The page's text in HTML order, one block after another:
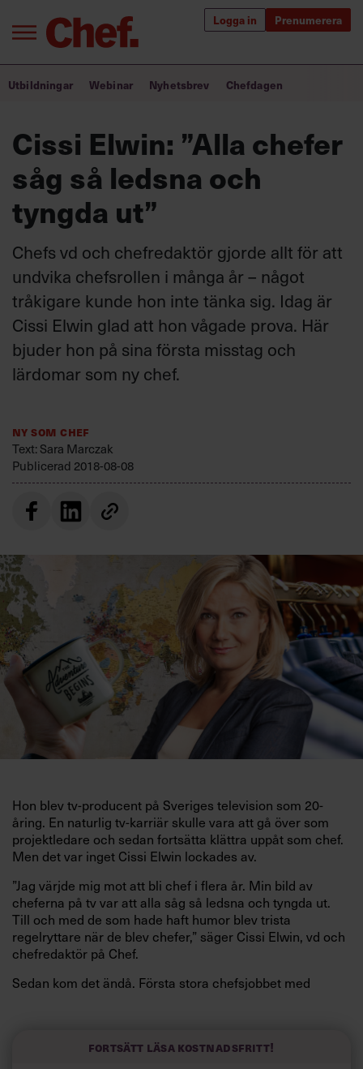
Logga in Prenumerera
Logga in
Prenumerera
Annonsera
Om oss
Kontakta oss
Kundservice
Villkor och policy för
Sök
efter:
Bra ledare förändrar världen
Utbildning för ledare
Chefakademin+
Populära utbildningar
Utbildningar Webinar Nyhetsbrev Chefdagen
Cissi Elwin: ”Alla chefer
såg så ledsna och
tyngda ut”
Chefs vd och chefredaktör gjorde allt för att
undvika chefsrollen i många år – något
tråkigare kunde hon inte tänka sig. Idag är
Cissi Elwin glad att hon vågade prova. Här
bjuder hon på sina första misstag och
lärdomar som ny chef.
Ny som chef
Text: Sara Marczak
Publicerad 2018-08-08
Hon blev tv-producent på Sveriges television som 20-
åring. En naturlig tv-karriär skulle vara att gå över som
projektledare och sedan fortsätta klättra uppåt som chef.
Men det var inget Cissi Elwin lockades av.
”Jag värjde mig mot att bli chef i flera år. Min bild av
cheferna på tv var att alla såg så ledsna och tyngda ut.
Till och med de som hade haft humor blev trista
regelryttare när de blev chefer,” säger Cissi Elwin, vd och
chefredaktör på Chef.
Sedan kom det ändå. Första stora chefsjobbet med
”Jag ville jobba kreativt och med innehåll, så det lät väldigt
Fortsätt läsa kostnadsfritt!